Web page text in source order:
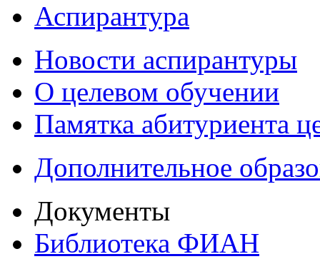
Аспирантура
Новости аспирантуры
О целевом обучении
Памятка абитуриента
Дополнительное
Документы
Библиотека ФИАН